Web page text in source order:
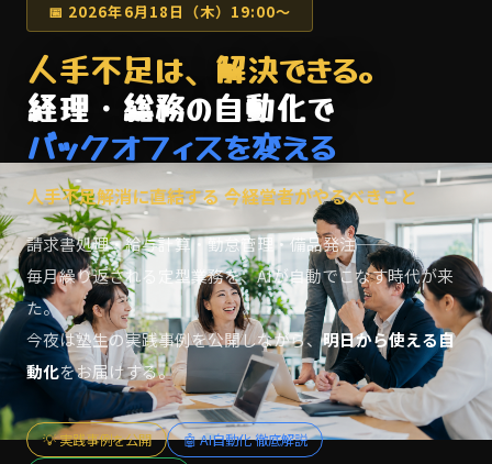
📅 2026年6月18日（木）19:00〜
人手不足は、解決できる。
経理・総務の自動化で
バックオフィスを変える
人手不足解消に直結する 今経営者がやるべきこと
請求書処理・給与計算・勤怠管理・備品発注——
毎月繰り返される定型業務を、AIが自動でこなす時代が来
た。
今夜は塾生の実践事例を公開しながら、明日から使える自
動化をお届けする。
💡 実践事例を公開
🤖 AI自動化 徹底解説